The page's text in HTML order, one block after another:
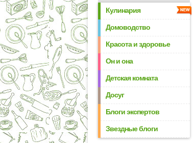
Кулинария
Домоводство
Красота и здоровье
Он и она
Детская комната
Досуг
Блоги экспертов
Звездные блоги